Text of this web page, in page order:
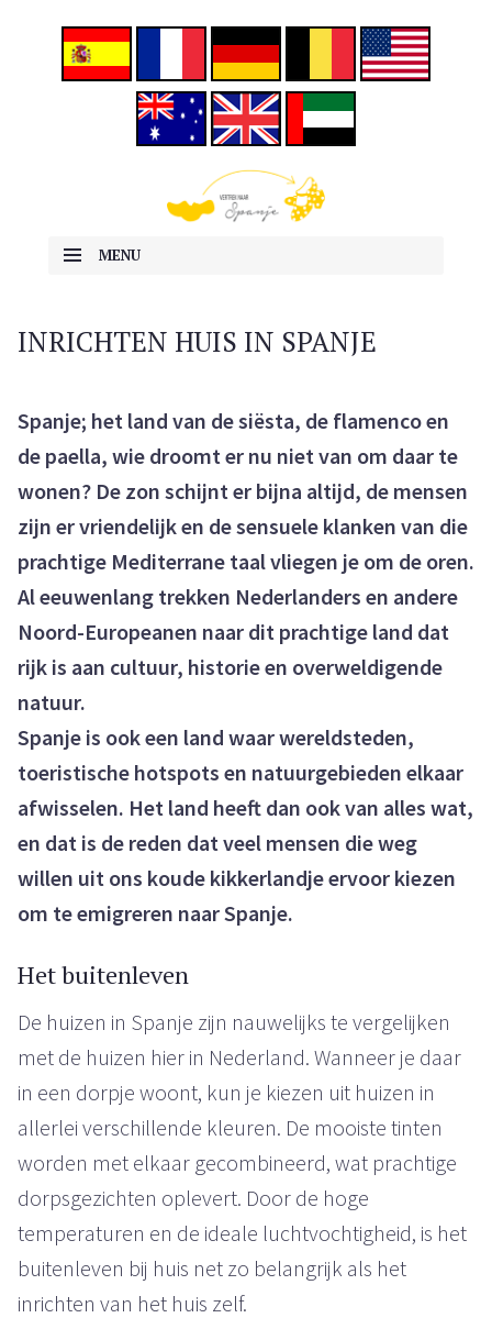
Vertrek naar Spanje
MENU
INRICHTEN HUIS IN SPANJE
Spanje; het land van de siësta, de flamenco en
de paella, wie droomt er nu niet van om daar te
wonen? De zon schijnt er bijna altijd, de mensen
zijn er vriendelijk en de sensuele klanken van die
prachtige Mediterrane taal vliegen je om de oren.
Al eeuwenlang trekken Nederlanders en andere
Noord-Europeanen naar dit prachtige land dat
rijk is aan cultuur, historie en overweldigende
natuur.
Spanje is ook een land waar wereldsteden,
toeristische hotspots en natuurgebieden elkaar
afwisselen. Het land heeft dan ook van alles wat,
en dat is de reden dat veel mensen die weg
willen uit ons koude kikkerlandje ervoor kiezen
om te emigreren naar Spanje.
Het buitenleven
De huizen in Spanje zijn nauwelijks te vergelijken
met de huizen hier in Nederland. Wanneer je daar
in een dorpje woont, kun je kiezen uit huizen in
allerlei verschillende kleuren. De mooiste tinten
worden met elkaar gecombineerd, wat prachtige
dorpsgezichten oplevert. Door de hoge
temperaturen en de ideale luchtvochtigheid, is het
buitenleven bij huis net zo belangrijk als het
inrichten van het huis zelf.